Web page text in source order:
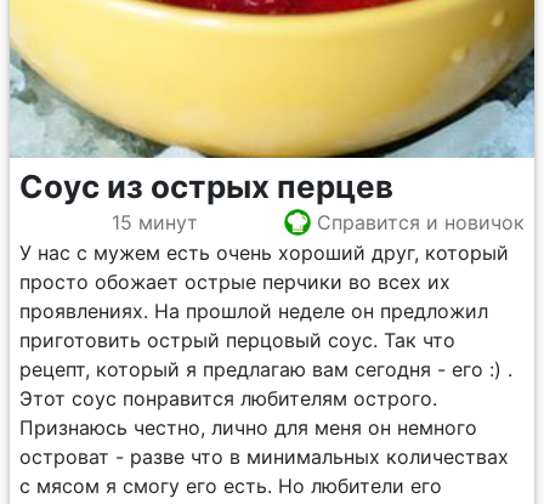
Соус из острых перцев
15 минут
Справится и новичок
У нас с мужем есть очень хороший друг, который
просто обожает острые перчики во всех их
проявлениях. На прошлой неделе он предложил
приготовить острый перцовый соус. Так что
рецепт, который я предлагаю вам сегодня - его :) .
Этот соус понравится любителям острого.
Признаюсь честно, лично для меня он немного
островат - разве что в минимальных количествах
с мясом я смогу его есть. Но любители его